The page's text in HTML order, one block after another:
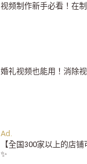
视频制作新手必看！在
婚礼视频也能用！消除
【全国300家以上的店
✨